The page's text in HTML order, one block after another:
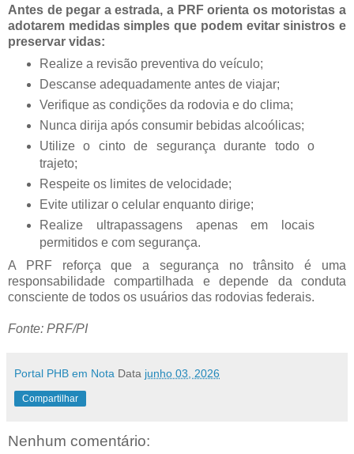
Antes de pegar a estrada, a PRF orienta os motoristas a
adotarem medidas simples que podem evitar sinistros e
preservar vidas:
Realize a revisão preventiva do veículo;
Descanse adequadamente antes de viajar;
Verifique as condições da rodovia e do clima;
Nunca dirija após consumir bebidas alcoólicas;
Utilize o cinto de segurança durante todo o
trajeto;
Respeite os limites de velocidade;
Evite utilizar o celular enquanto dirige;
Realize ultrapassagens apenas em locais
permitidos e com segurança.
A PRF reforça que a segurança no trânsito é uma
responsabilidade compartilhada e depende da conduta
consciente de todos os usuários das rodovias federais.
Fonte: PRF/PI
Portal PHB em Nota Data junho 03, 2026
Compartilhar
Nenhum comentário: